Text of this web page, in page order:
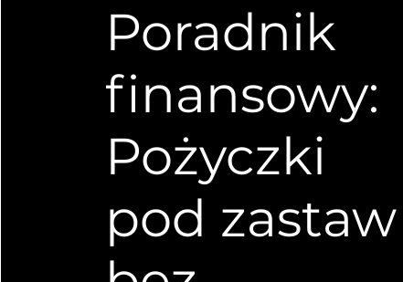
Poradnik
finansowy:
Pożyczki
pod zastaw